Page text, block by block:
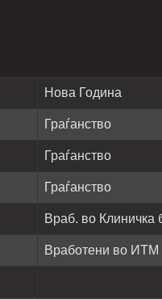
Нова Година
Граѓанство
Граѓанство
Граѓанство
Враб. во Клиничка
Вработени во ИТМ